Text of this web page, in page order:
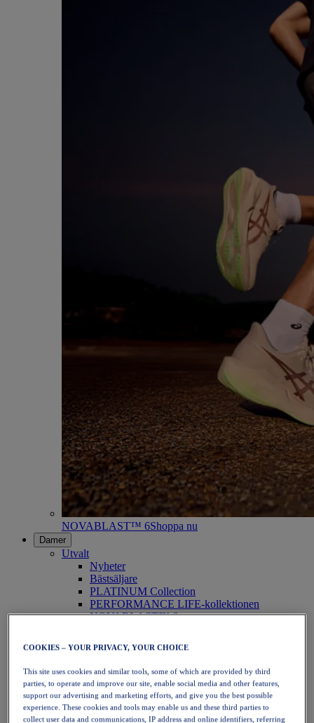
NOVABLAST™ 6Shoppa nu
Damer
Utvalt
Nyheter
Bästsäljare
PLATINUM Collection
PERFORMANCE LIFE-kollektionen
NOVABLAST™ 6
Löpning
Traillöpning
Tennis
Volleyboll
Handboll
Padel
Nätboll
COOKIES – YOUR PRIVACY, YOUR CHOICE
This site uses cookies and similar tools, some of which are provided by third
parties, to operate and improve our site, enable social media and other features,
support our advertising and marketing efforts, and give you the best possible
experience. These cookies and tools may enable us and these third parties to
collect user data and communications, IP address and online identifiers, referring